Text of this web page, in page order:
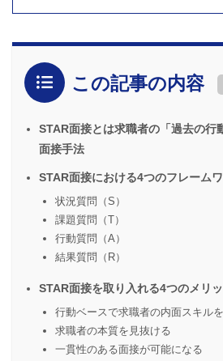
この記事の内容
STAR面接とは求職者の「過去の行
面接手法
STAR面接における4つのフレーム
状況質問（S）
課題質問（T）
行動質問（A）
結果質問（R）
STAR面接を取り入れる4つのメリッ
行動ベースで求職者の内面スキル
求職者の本質を見抜ける
一貫性のある面接が可能になる